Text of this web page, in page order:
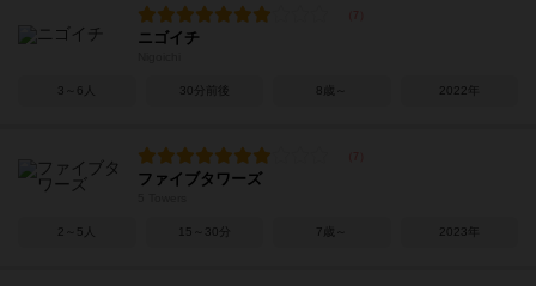
ニゴイチ
3～6人 30分前後 8歳～ 2022年
ファイブタワーズ
2～5人 15～30分 7歳～ 2023年